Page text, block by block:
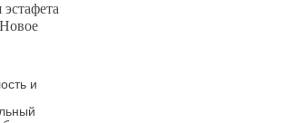
эстафета
и